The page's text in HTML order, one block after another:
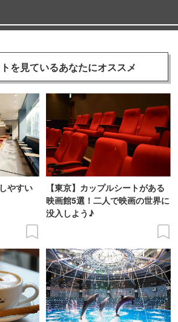
を見ているあなたにオススメ
やすい
【東京】カップルシートがある
映画館5選！二人で映画の世界に
没入しよう♪